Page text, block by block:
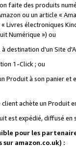
faite des produits
ou un article «
Livres électroniques
Numérique ») ou
destination d'un Site
1-Click ; ou
à son panier et
achète un Produit
est expédié, diffusé
pour les
amazon.co.uk) :